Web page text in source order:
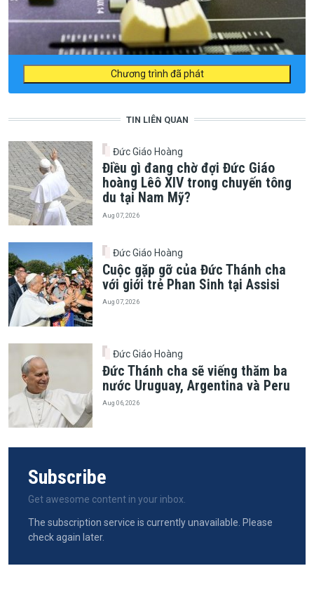
Chương trình đã phát
TIN LIÊN QUAN
Đức Giáo Hoàng
Điều gì đang chờ đợi Đức Giáo
hoàng Lêô XIV trong chuyến tông
du tại Nam Mỹ?
Aug 07, 2026
Đức Giáo Hoàng
Cuộc gặp gỡ của Đức Thánh cha
với giới trẻ Phan Sinh tại Assisi
Aug 07, 2026
Đức Giáo Hoàng
Đức Thánh cha sẽ viếng thăm ba
nước Uruguay, Argentina và Peru
Aug 06, 2026
Subscribe
Get awesome content in your inbox.
The subscription service is currently unavailable. Please
check again later.